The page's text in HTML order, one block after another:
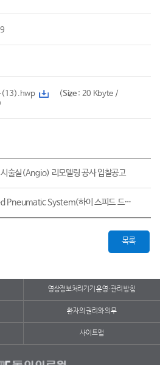
(13).hwp (Size: 20 Kbyte /
술실(Angio) 리모델링 공사 입찰공고
High Speed Pneumatic System(하이 스피드 드릴) 1대 입찰공고
목록
영상정보처리기기 운영·관리 방침
환자의 권리와 의무
사이트맵